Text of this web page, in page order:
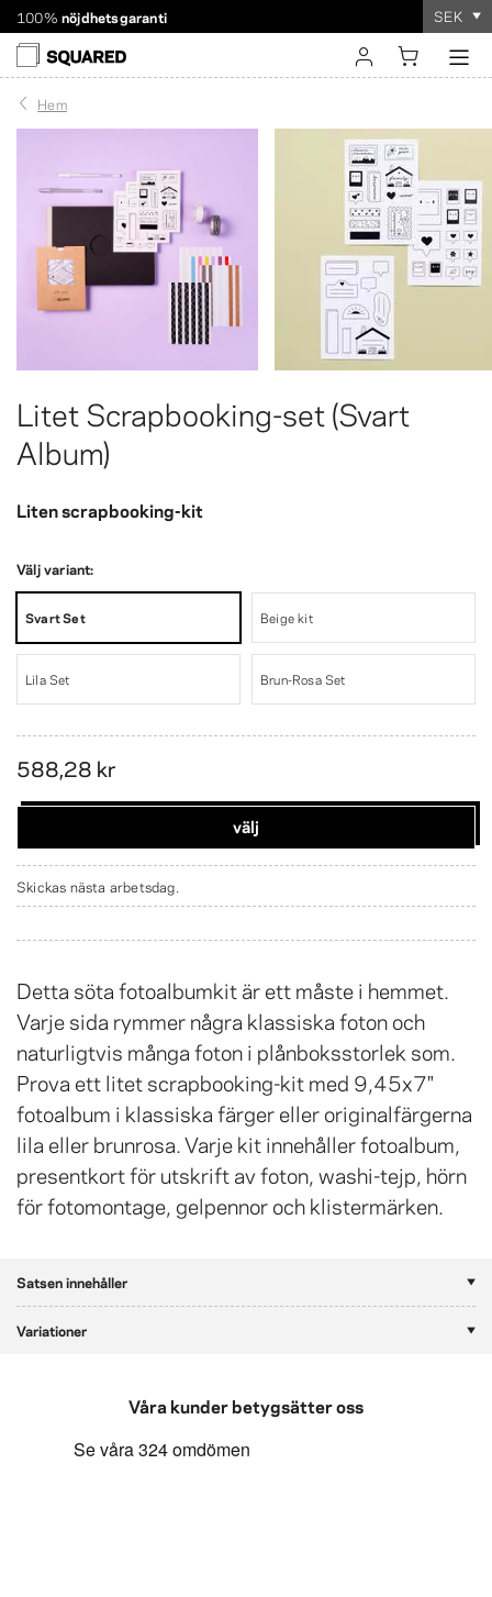
Världsomspännande frakt. Rabatterad frakt över 560 kr
Beställningen tar
SEK
Hem
Litet Scrapbooking-set (Svart
Album)
Liten scrapbooking-kit
Detta söta fotoalbumkit är ett måste i hemmet.
Varje sida rymmer några klassiska foton och
naturligtvis många foton i plånboksstorlek som.
Prova ett litet scrapbooking-kit med 9,45x7"
fotoalbum i klassiska färger eller originalfärgerna
lila eller brunrosa. Varje kit innehåller fotoalbum,
presentkort för utskrift av foton, washi-tejp, hörn
för fotomontage, gelpennor och klistermärken.
Välj variant:
Svart Set Beige kit
Lila Set Brun-Rosa Set
588,28 kr
välj
Skickas nästa arbetsdag.
Satsen innehåller
Variationer
Våra kunder betygsätter oss